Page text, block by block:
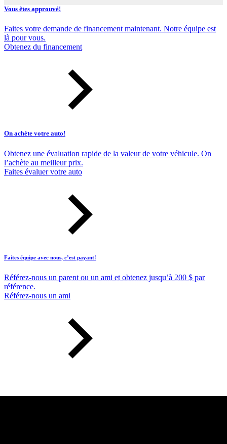
Vous êtes approuvé!
Faites votre demande de financement maintenant. Notre équipe est
là pour vous.
Obtenez du financement
On achète votre auto!
Obtenez une évaluation rapide de la valeur de votre véhicule. On
l’achète au meilleur prix.
Faites évaluer votre auto
Faites équipe avec nous, c’est payant!
Référez-nous un parent ou un ami et obtenez jusqu’à 200 $ par
référence.
Référez-nous un ami